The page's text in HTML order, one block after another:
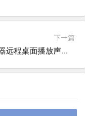
下一篇
服务器远程桌面播放声音的设置方法,WIN2003,WIN2008R2,WIN2012R2,WIN2016,WIN2019远程桌面播放服务器里的声音